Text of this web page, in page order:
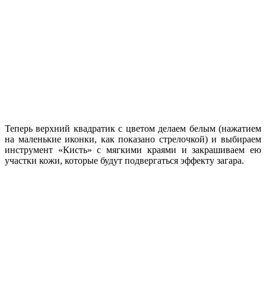
Теперь верхний квадратик с цветом делаем белым (нажатием
на маленькие иконки, как показано стрелочкой) и выбираем
инструмент «Кисть» с мягкими краями и закрашиваем ею
участки кожи, которые будут подвергаться эффекту загара.